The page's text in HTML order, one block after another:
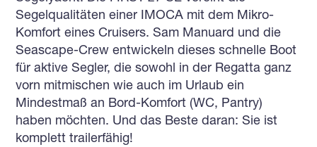
Segelqualitäten einer IMOCA mit dem Mikro-
Komfort eines Cruisers. Sam Manuard und die
Seascape-Crew entwickeln dieses schnelle Boot
für aktive Segler, die sowohl in der Regatta ganz
vorn mitmischen wie auch im Urlaub ein
Mindestmaß an Bord-Komfort (WC, Pantry)
haben möchten. Und das Beste daran: Sie ist
komplett trailerfähig!